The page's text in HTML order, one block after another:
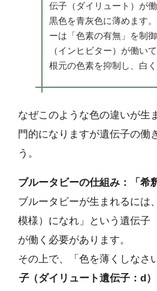
伝子（ダイリュート）が働
黒色を青灰色に薄めます
ーは「色素の有無」を制
（インヒビター）が働い
根元の色素を抑制し、白く
なぜこのような色の違いが生
門的になりますが遺伝子の働
う。
ブルータビーの仕組み：「希
ブルータビーが生まれるには
模様）になれ」という遺伝子
が働く必要があります。
その上で、「色を薄くしなさ
子（ダイリュート遺伝子：d）